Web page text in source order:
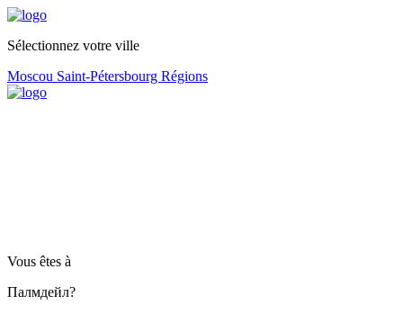
Sélectionnez votre ville
Moscou Saint-Pétersbourg Régions
Vous êtes à
Палмдейл?